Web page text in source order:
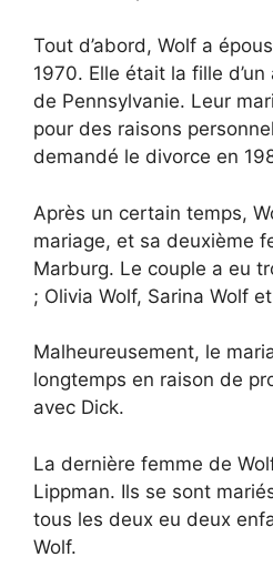
Tout d’abord, Wolf a
1970. Elle était la fille
de Pennsylvanie. Leur
pour des raisons
demandé le divorce en
Après un certain temps,
mariage, et sa deuxième
Marburg. Le couple a eu
; Olivia Wolf, Sarina Wolf
Malheureusement, le
longtemps en raison de
avec Dick.
La dernière femme de
Lippman. Ils se sont
tous les deux eu deux
Wolf.